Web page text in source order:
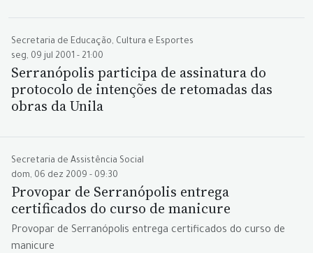
Secretaria de Educação, Cultura e Esportes
seg, 09 jul 2001 - 21:00
Serranópolis participa de assinatura do
protocolo de intenções de retomadas das
obras da Unila
Secretaria de Assistência Social
dom, 06 dez 2009 - 09:30
Provopar de Serranópolis entrega
certificados do curso de manicure
Provopar de Serranópolis entrega certificados do curso de
manicure